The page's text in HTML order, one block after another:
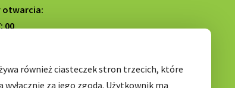
otwarcia:
00
również ciasteczek stron trzecich, które
za jego zgodą. Użytkownik ma